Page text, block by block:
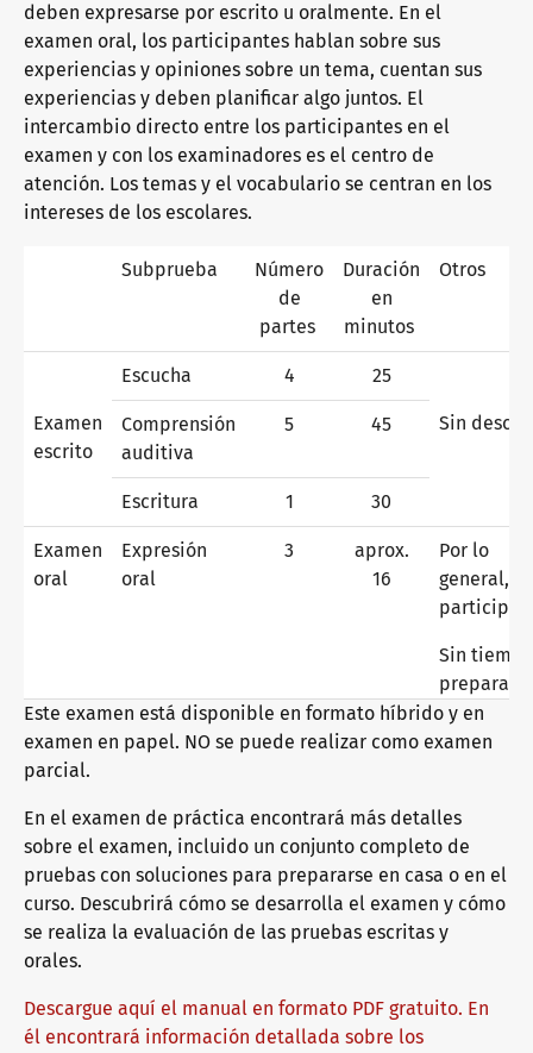
Verificación de certificados telc
Exámenes de idiomas: ayuda y preguntas frecuentes
Material didáctico
Alemán orientado a la integración
Alemán general
Alemán orientado a la práctica profesional
Alemán orientado a la educación superior
Programa editorial: ayuda y preguntas frecuentes
Área de descargas
Paquetes informativos
Oferta de formación
Formación continua: enseñanza
Cualificaciones: examinar y evaluar
Cualificación para responsables del examen
Fases de cualificación
Formatos de formación
telc Campus
Somos telc
El futuro habla telc
Novedades
Carrera profesional
Conozca telc
Ofertas de empleo
Contacto
deben expresarse por escrito u oralmente. En el
examen oral, los participantes hablan sobre sus
experiencias y opiniones sobre un tema, cuentan sus
experiencias y deben planificar algo juntos. El
intercambio directo entre los participantes en el
examen y con los examinadores es el centro de
atención. Los temas y el vocabulario se centran en los
intereses de los escolares.
Subprueba
Número
de
partes
Duración
en
minutos
Otros
Examen
escrito
Escucha 4 25
Sin
Comprensión
auditiva
5 45
Escritura 1 30
Examen
oral
Expresión
oral
3
aprox.
16
Por lo
general, 2
Sin
Este examen está disponible en formato híbrido y en
examen en papel. NO se puede realizar como examen
parcial.
En el examen de práctica encontrará más detalles
sobre el examen, incluido un conjunto completo de
pruebas con soluciones para prepararse en casa o en el
curso. Descubrirá cómo se desarrolla el examen y cómo
se realiza la evaluación de las pruebas escritas y
orales.
Descargue aquí el manual en formato PDF gratuito. En
él encontrará información detallada sobre los